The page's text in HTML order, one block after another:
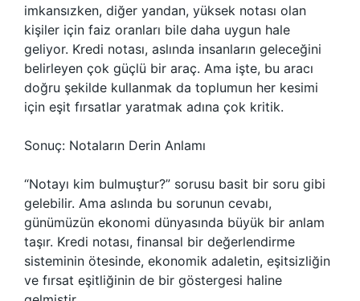
imkansızken, diğer yandan, yüksek notası olan
kişiler için faiz oranları bile daha uygun hale
geliyor. Kredi notası, aslında insanların geleceğini
belirleyen çok güçlü bir araç. Ama işte, bu aracı
doğru şekilde kullanmak da toplumun her kesimi
için eşit fırsatlar yaratmak adına çok kritik.
Sonuç: Notaların Derin Anlamı
“Notayı kim bulmuştur?” sorusu basit bir soru gibi
gelebilir. Ama aslında bu sorunun cevabı,
günümüzün ekonomi dünyasında büyük bir anlam
taşır. Kredi notası, finansal bir değerlendirme
sisteminin ötesinde, ekonomik adaletin, eşitsizliğin
ve fırsat eşitliğinin de bir göstergesi haline